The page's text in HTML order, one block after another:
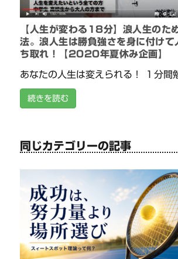
【人生が変わる18分】浪人生のた
法。浪人生は勝負強さを身に付けて
ち取れ！【2020年夏休み企画】
あなたの人生は変えられる！ １分間
続きを読む
同じカテゴリーの記事